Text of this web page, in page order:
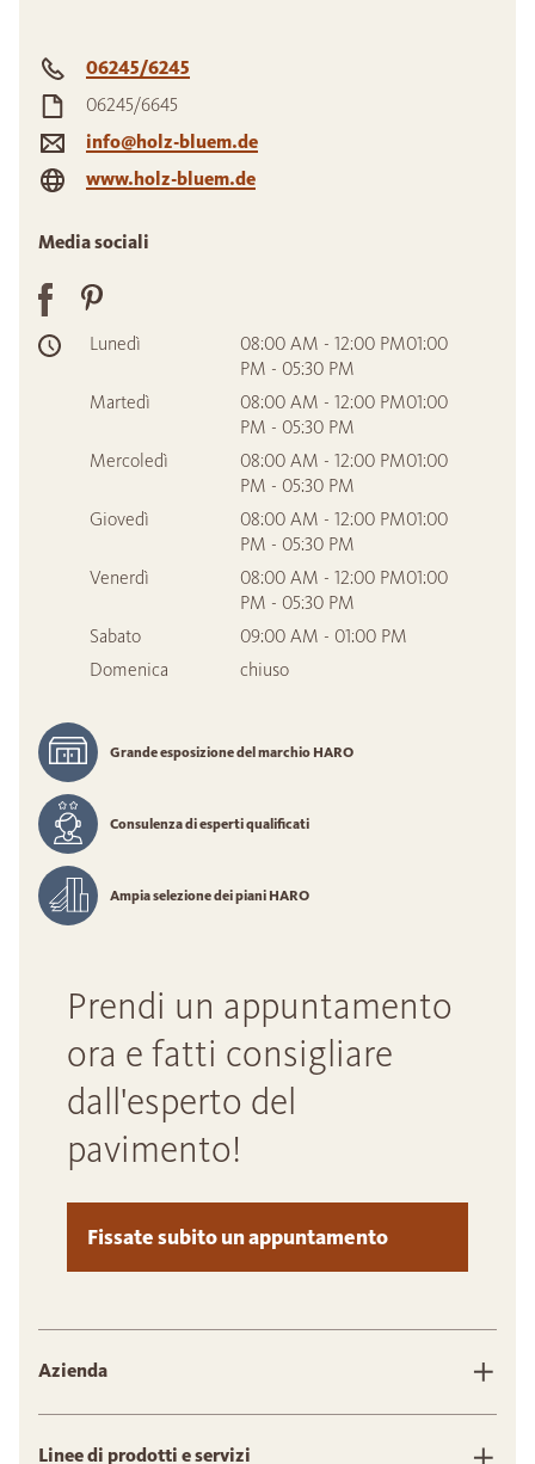
06245/6245
06245/6645
info@holz-bluem.de
www.holz-bluem.de
Media sociali
Lunedì
08:00 AM - 12:00 PM01:00
PM - 05:30 PM
Martedì
08:00 AM - 12:00 PM01:00
PM - 05:30 PM
Mercoledì
08:00 AM - 12:00 PM01:00
PM - 05:30 PM
Giovedì
08:00 AM - 12:00 PM01:00
PM - 05:30 PM
Venerdì
08:00 AM - 12:00 PM01:00
PM - 05:30 PM
Sabato
09:00 AM - 01:00 PM
Domenica
chiuso
Grande esposizione del marchio HARO
Consulenza di esperti qualificati
Ampia selezione dei piani HARO
Prendi un appuntamento
ora e fatti consigliare
dall'esperto del
pavimento!
Fissate subito un appuntamento
Azienda
Linee di prodotti e servizi